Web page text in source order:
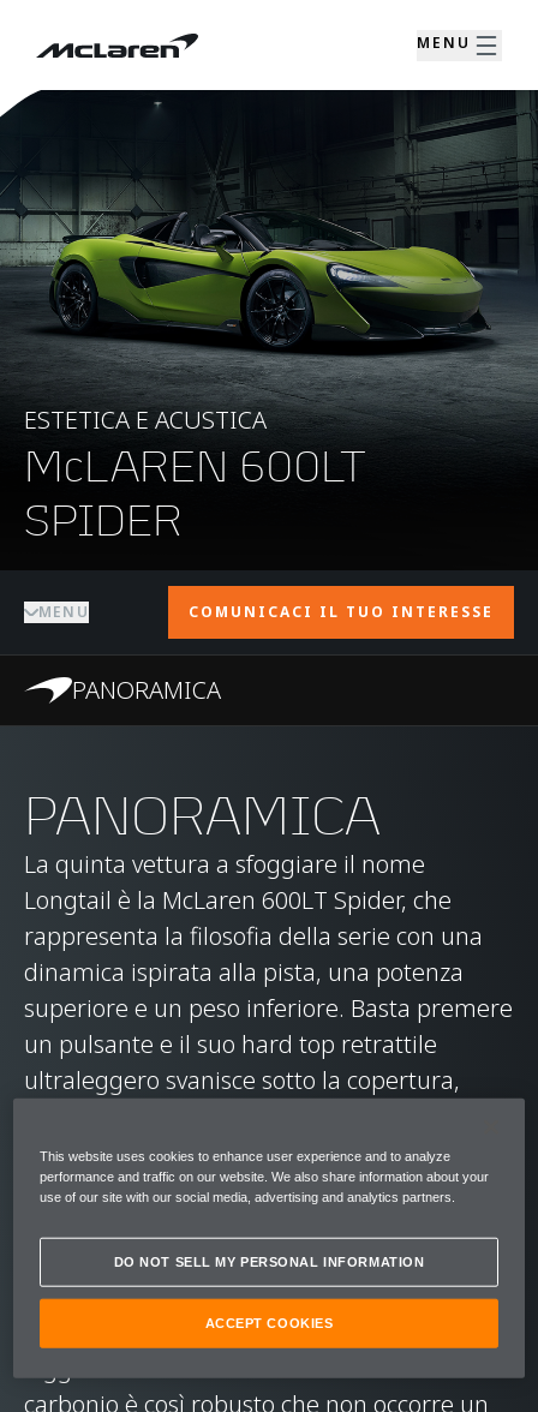
MENU
ESTETICA E ACUSTICA
McLAREN 600LT
SPIDER
MENU COMUNICACI IL TUO INTERESSE
PANORAMICA
PANORAMICA
La quinta vettura a sfoggiare il nome
Longtail è la McLaren 600LT Spider, che
rappresenta la filosofia della serie con una
dinamica ispirata alla pista, una potenza
superiore e un peso inferiore. Basta premere
un pulsante e il suo hard top retrattile
ultraleggero svanisce sotto la copertura,
ancor più profondamente .
nome Longtail prima di lei, anche la McLaren
600LT Spider è incredibilmente
aerodinamica e sorprendentemente
carbonio è così robusto che non occorre un
This website uses cookies to enhance user experience and to analyze
performance and traffic on our website. We also share information about your
use of our site with our social media, advertising and analytics partners.
DO NOT SELL MY PERSONAL INFORMATION
ACCEPT COOKIES